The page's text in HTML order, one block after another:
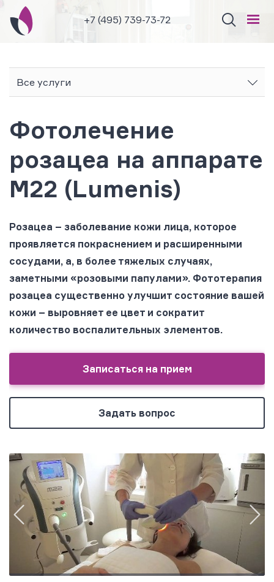
+7 (495) 739-73-72
Все услуги
Фотолечение
розацеа на аппарате
M22 (Lumenis)
Розацеа – заболевание кожи лица, которое
проявляется покраснением и расширенными
сосудами, а, в более тяжелых случаях,
заметными «розовыми папулами». Фототерапия
розацеа существенно улучшит состояние вашей
кожи – выровняет ее цвет и сократит
количество воспалительных элементов.
Записаться на прием
Задать вопрос